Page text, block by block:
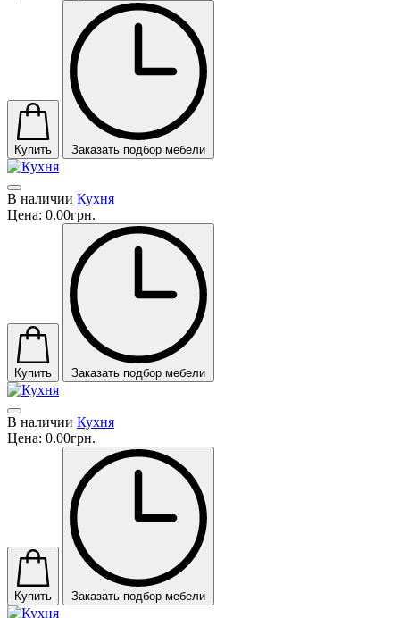
Купить Заказать подбор мебели
В наличии Кухня
Цена: 0.00грн.
Купить Заказать подбор мебели
В наличии Кухня
Цена: 0.00грн.
Купить Заказать подбор мебели